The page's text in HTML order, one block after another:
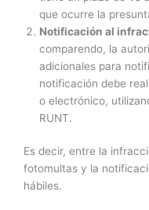
que ocurre la
Notificación al
comparendo, la
adicionales para
notificación debe
o electrónico,
RUNT.
Es decir, entre la
fotomultas y la
hábiles.